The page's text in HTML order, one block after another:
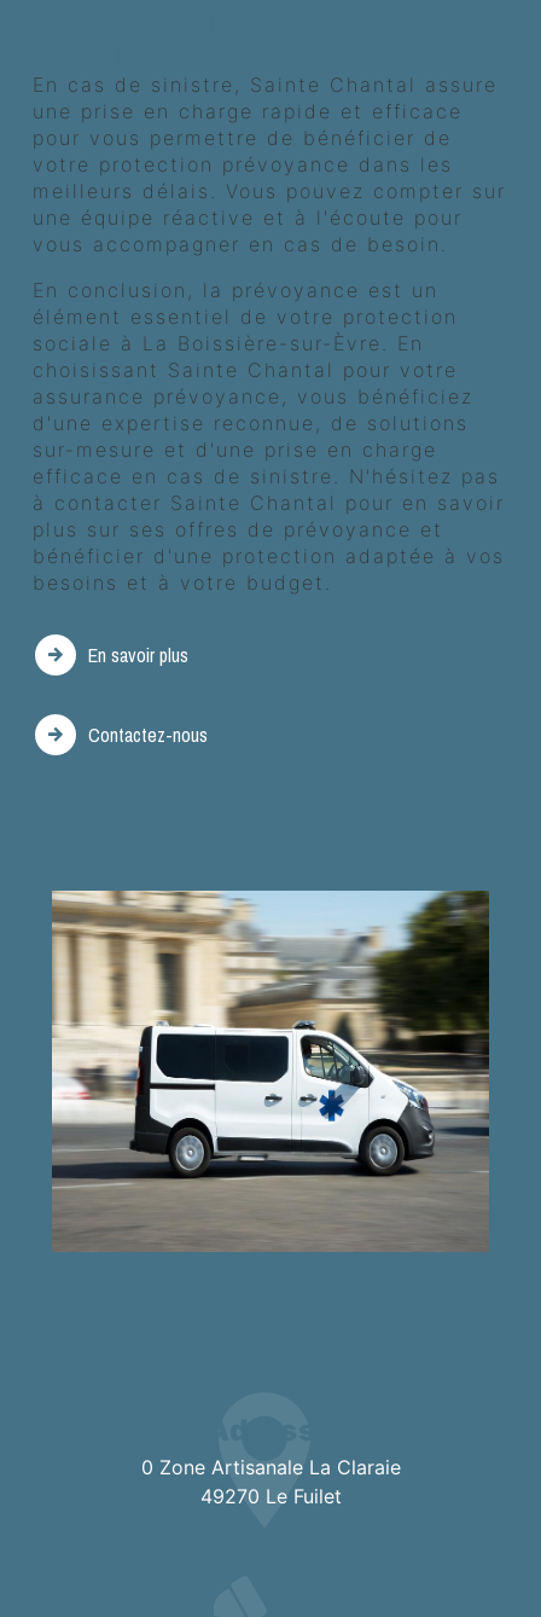
En cas de sinistre, Sainte Chantal assure
une prise en charge rapide et efficace
pour vous permettre de bénéficier de
votre protection prévoyance dans les
meilleurs délais. Vous pouvez compter sur
une équipe réactive et à l'écoute pour
vous accompagner en cas de besoin.
En conclusion, la prévoyance est un
élément essentiel de votre protection
sociale à La Boissière-sur-Èvre. En
choisissant Sainte Chantal pour votre
assurance prévoyance, vous bénéficiez
d'une expertise reconnue, de solutions
sur-mesure et d'une prise en charge
efficace en cas de sinistre. N'hésitez pas
à contacter Sainte Chantal pour en savoir
plus sur ses offres de prévoyance et
bénéficier d'une protection adaptée à vos
besoins et à votre budget.
En savoir plus
Contactez-nous
0 Zone Artisanale La Claraie
49270 Le Fuilet